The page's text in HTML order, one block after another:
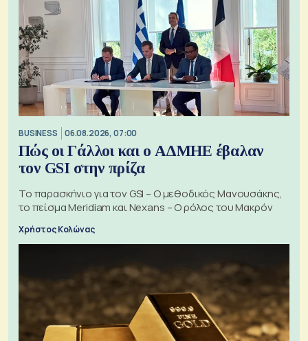
BUSINESS 06.08.2026, 07:00
Πώς οι Γάλλοι και ο ΑΔΜΗΕ έβαλαν
τον GSI στην πρίζα
Το παρασκήνιο για τον GSI – Ο μεθοδικός Μανουσάκης,
το πείσμα Meridiam και Nexans – Ο ρόλος του Μακρόν
Χρήστος Κολώνας